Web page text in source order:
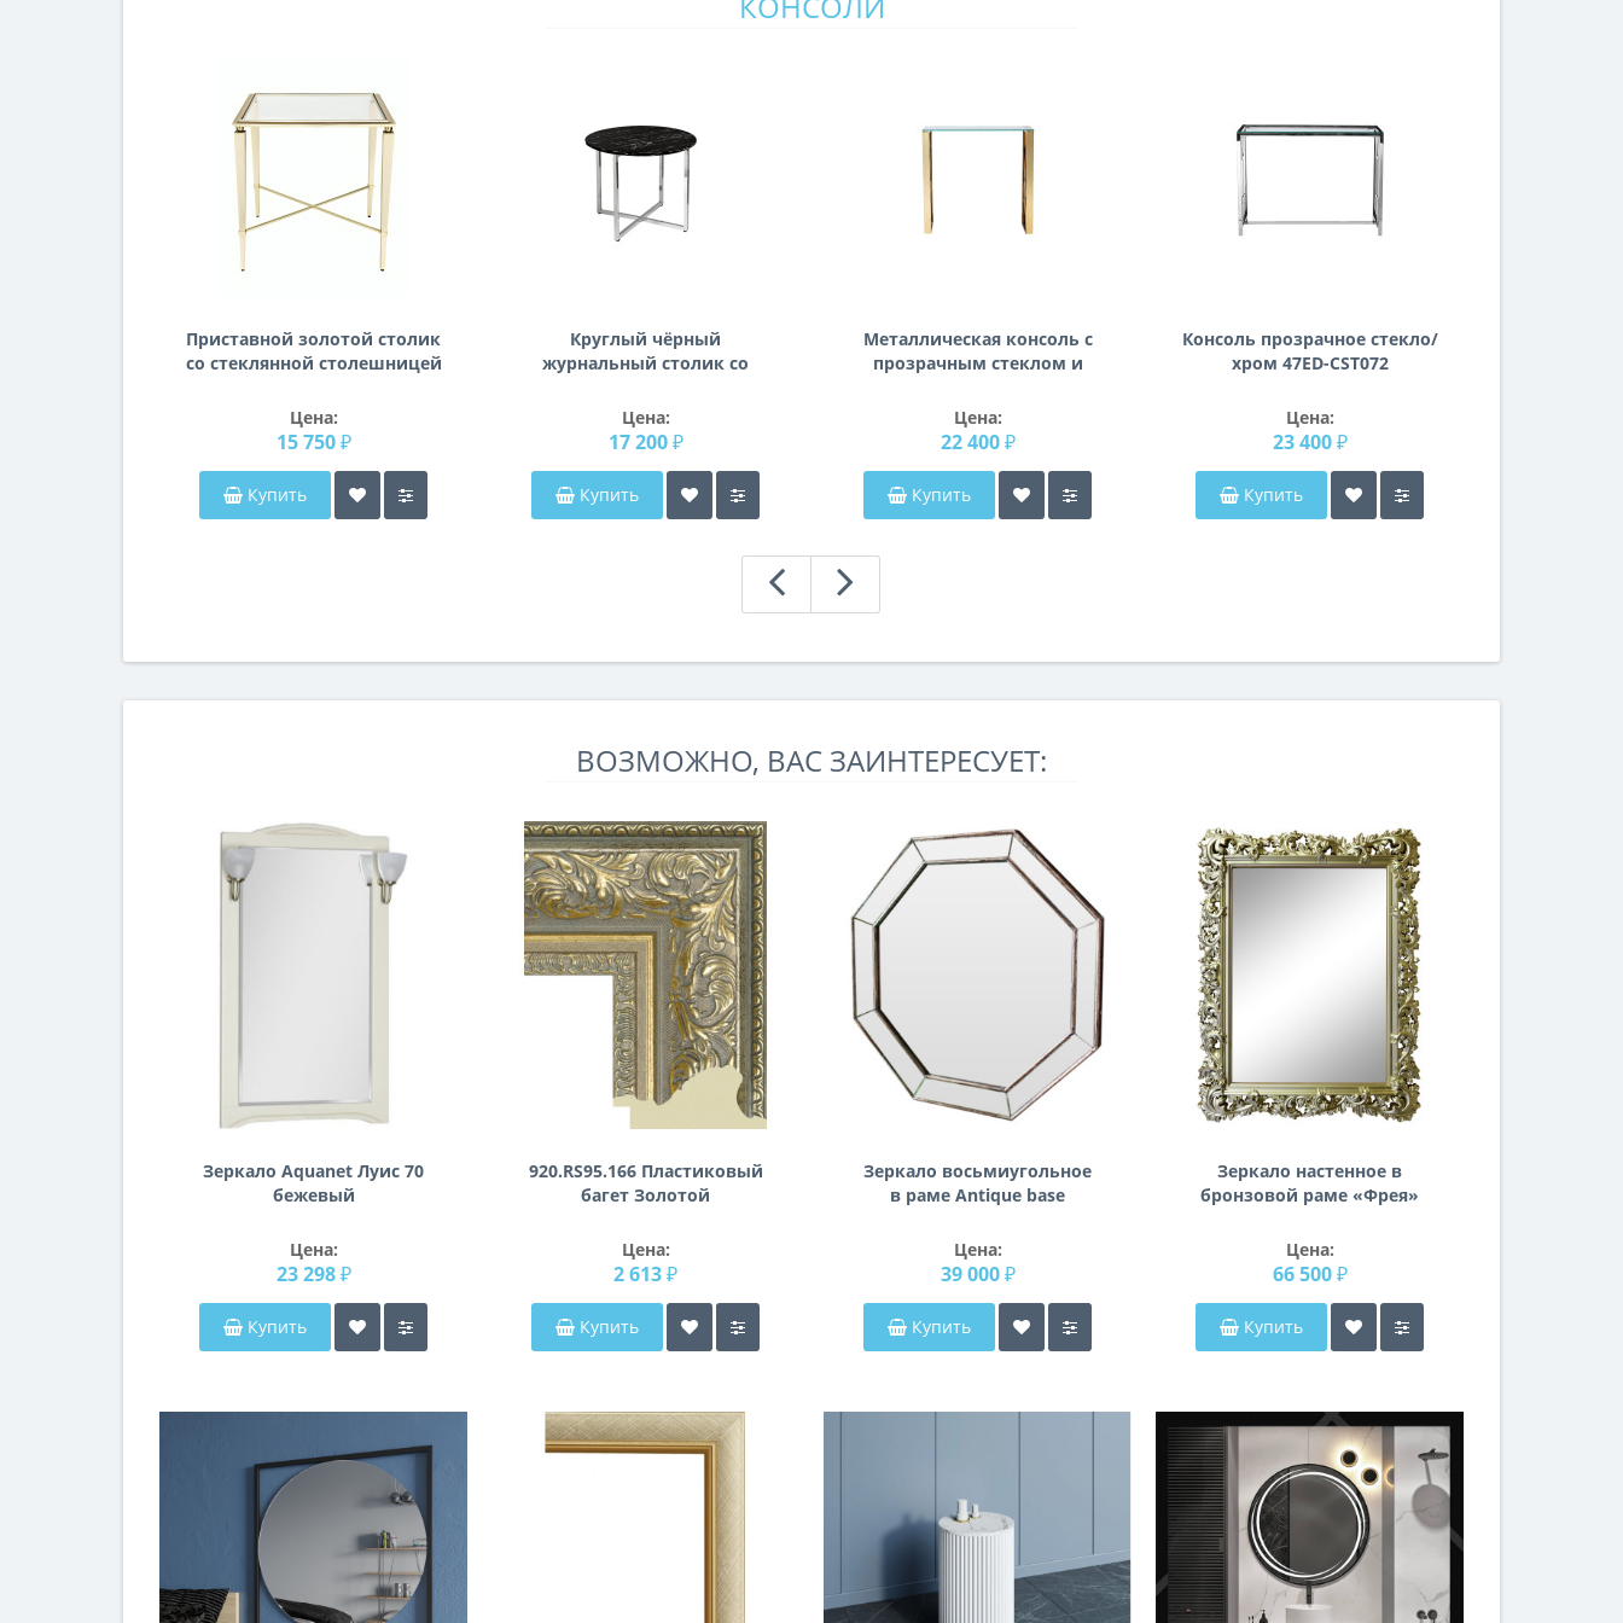
Приставной золотой столик
со стеклянной столешницей
Цена:
15 750 ₽
Купить
Круглый чёрный
журнальный столик со
металлическими ножками
цвета хром 30B-85521
Цена:
17 200 ₽
Купить
Металлическая консоль с
прозрачным стеклом и
80*30*78см 47ED-
CST008/80GOLD
Цена:
22 400 ₽
Купить
Консоль прозрачное стекло/
хром 47ED-CST072
Цена:
23 400 ₽
Купить
ВОЗМОЖНО, ВАС ЗАИНТЕРЕСУЕТ:
Зеркало Aquanet Луис 70
бежевый
Цена:
23 298 ₽
Купить
920.RS95.166 Пластиковый
багет Золотой
Цена:
2 613 ₽
Купить
Зеркало восьмиугольное
в раме Antique base
Цена:
39 000 ₽
Купить
Зеркало настенное в
бронзовой раме «Фрея»
Цена:
66 500 ₽
Купить